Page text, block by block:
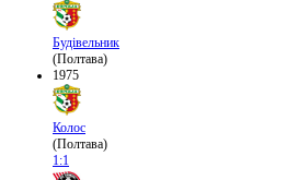
Будівельник
(Полтава)
1975
Колос
(Полтава)
1:1